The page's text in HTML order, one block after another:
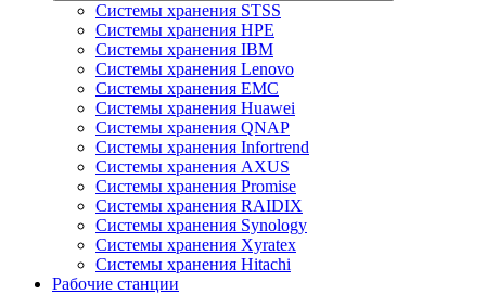
Системы хранения STSS
Системы хранения HPE
Системы хранения IBM
Системы хранения Lenovo
Системы хранения EMC
Системы хранения Huawei
Системы хранения QNAP
Системы хранения Infortrend
Системы хранения AXUS
Системы хранения Promise
Системы хранения RAIDIX
Системы хранения Synology
Системы хранения Xyratex
Системы хранения Hitachi
Рабочие станции